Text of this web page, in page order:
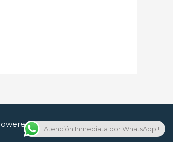
by Cerrajero en Guadalajara
Atención Inmediata por WhatsApp !